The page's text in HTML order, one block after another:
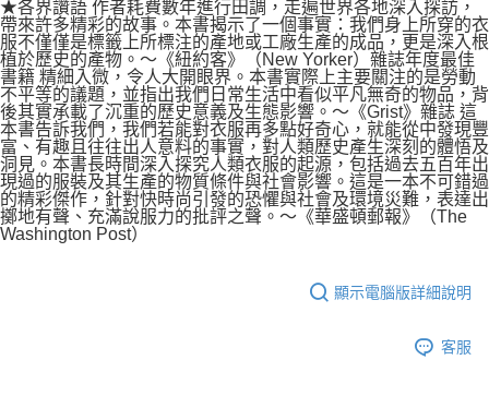
★各界讚語 作者耗費數年進行田調，走遍世界各地深入探訪，
帶來許多精彩的故事。本書揭示了一個事實：我們身上所穿的衣
服不僅僅是標籤上所標注的產地或工廠生產的成品，更是深入根
植於歷史的產物。～《紐約客》（New Yorker）雜誌年度最佳
書籍 精細入微，令人大開眼界。本書實際上主要關注的是勞動
不平等的議題，並指出我們日常生活中看似平凡無奇的物品，背
後其實承載了沉重的歷史意義及生態影響。～《Grist》雜誌 這
本書告訴我們，我們若能對衣服再多點好奇心，就能從中發現豐
富、有趣且往往出人意料的事實，對人類歷史產生深刻的體悟及
洞見。本書長時間深入探究人類衣服的起源，包括過去五百年出
現過的服裝及其生產的物質條件與社會影響。這是一本不可錯過
的精彩傑作，針對快時尚引發的恐懼與社會及環境災難，表達出
擲地有聲、充滿說服力的批評之聲。～《華盛頓郵報》（The
Washington Post）
顯示電腦版詳細說明
客服